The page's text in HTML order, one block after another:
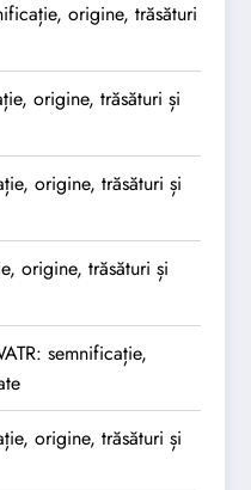
origine, trăsături
origine, trăsături și
origine, trăsături și
origine, trăsături și
semnificație,
origine, trăsături și